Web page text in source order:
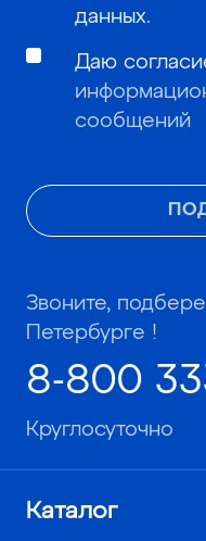
данных.
Даю
сообщений
Звоните,
Петербурге !
8-800
Круглосуточно
Каталог